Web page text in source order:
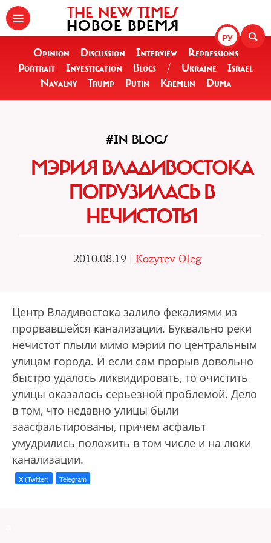
РУ
THE NEW TIMES
НОВОЕ ВРЕМЯ
Opinion Discussion Interview
Repressions
Portrait
Investigation Blogs / Ukraine
Israel
Navalny
Trump Putin Kremlin Duma
#IN BLOGS
МЭРИЯ ВЛАДИВОСТОКА
ПОГРУЗИЛАСЬ В
НЕЧИСТОТЫ
2010.08.19 | Kozyrev Oleg
Центр Владивостока залило фекалиями из
прорвавшейся канализации. Буквально реки
нечистот плыли мимо мэрии по центральным
улицам города. И если сам прорыв довольно
быстро удалось ликвидировать, то очистить
улицы оказалось серьезной проблемой. Дело
в том, что недавно улицы были
заасфальтированы, причем асфальт
умудрились положить в том числе и на люки
канализации.
X (Twitter) Telegram